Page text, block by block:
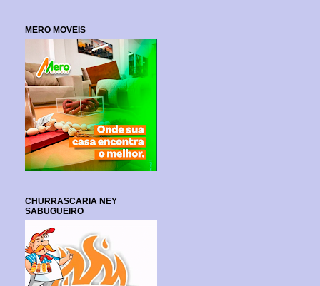
MERO MOVEIS
CHURRASCARIA NEY
SABUGUEIRO